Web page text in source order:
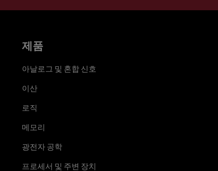
제품
아날로그 및 혼합 신호
이산
로직
메모리
광전자 공학
프로세서 및 주변 장치